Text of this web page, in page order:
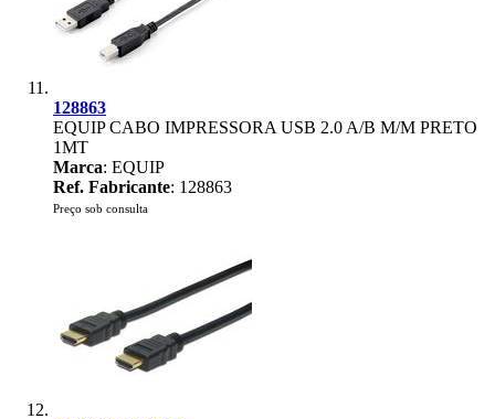
128863
EQUIP CABO IMPRESSORA USB 2.0 A/B M/M PRETO
1MT
Marca: EQUIP
Ref. Fabricante: 128863
Preço sob consulta